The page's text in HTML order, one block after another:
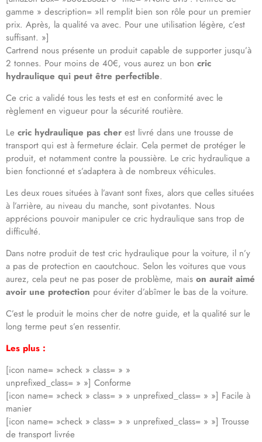
gamme » description= »Il remplit bien son rôle pour un premier
prix. Après, la qualité va avec. Pour une utilisation légère, c’est
suffisant. »]
Cartrend nous présente un produit capable de supporter jusqu’à
2 tonnes. Pour moins de 40€, vous aurez un bon cric
hydraulique qui peut être perfectible.
Ce cric a validé tous les tests et est en conformité avec le
règlement en vigueur pour la sécurité routière.
Le cric hydraulique pas cher est livré dans une trousse de
transport qui est à fermeture éclair. Cela permet de protéger le
produit, et notamment contre la poussière. Le cric hydraulique a
bien fonctionné et s’adaptera à de nombreux véhicules.
Les deux roues situées à l’avant sont fixes, alors que celles situées
à l’arrière, au niveau du manche, sont pivotantes. Nous
apprécions pouvoir manipuler ce cric hydraulique sans trop de
difficulté.
Dans notre produit de test cric hydraulique pour la voiture, il n’y
a pas de protection en caoutchouc. Selon les voitures que vous
aurez, cela peut ne pas poser de problème, mais on aurait aimé
avoir une protection pour éviter d’abîmer le bas de la voiture.
C’est le produit le moins cher de notre guide, et la qualité sur le
long terme peut s’en ressentir.
Les plus :
[icon name= »check » class= » »
unprefixed_class= » »] Conforme
[icon name= »check » class= » » unprefixed_class= » »] Facile à
manier
[icon name= »check » class= » » unprefixed_class= » »] Trousse
de transport livrée